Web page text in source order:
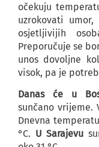
očekuju
uzrokovati
osjetljivijih
Preporučuje se
unos dovoljne
visok, pa je
Danas će u
sunčano vrijeme.
Dnevna
°C. U Sarajevu